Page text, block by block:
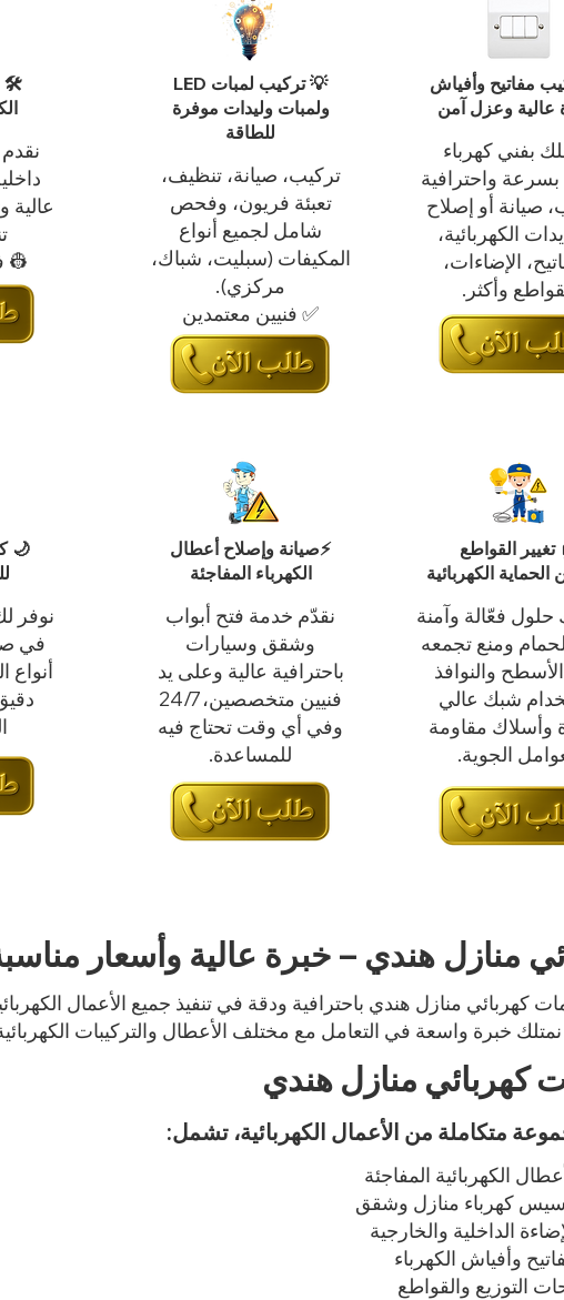
مفاتيح وأفياش
عالية وعزل آمن
بفني كهرباء
واحترافية
صيانة أو إصلاح
الكهربائية،
الإضاءات،
وأكثر.
💡 تركيب لمبات LED
ولمبات وليدات موفرة
للطاقة
تركيب، صيانة، تنظيف،
تعبئة فريون، وفحص
شامل لجميع أنواع
المكيفات (سبليت، شباك،
مركزي).
✅ فنيين معتمدين
🛠️
عالية
👷
تغيير القواطع
الكهربائية
حلول فعّالة وآمنة
ومنع تجمعه
والنوافذ
شبك عالي
وأسلاك مقاومة
الجوية.
⚡صيانة وإصلاح أعطال
الكهرباء المفاجئة
نقدّم خدمة فتح أبواب
وشقق وسيارات
باحترافية عالية وعلى يد
فنيين متخصصين، 24/7
وفي أي وقت تحتاج فيه
للمساعدة.
🌙
نوفر
في
منازل هندي – خبرة عالية وأسعار
كهربائي منازل هندي باحترافية ودقة في تنفيذ جميع الأعمال
خبرة واسعة في التعامل مع مختلف الأعطال والتركيبات
كهربائي منازل هندي
متكاملة من الأعمال الكهربائية، تشمل:
الكهربائية المفاجئة
كهرباء منازل وشقق
الداخلية والخارجية
وأفياش الكهرباء
التوزيع والقواطع